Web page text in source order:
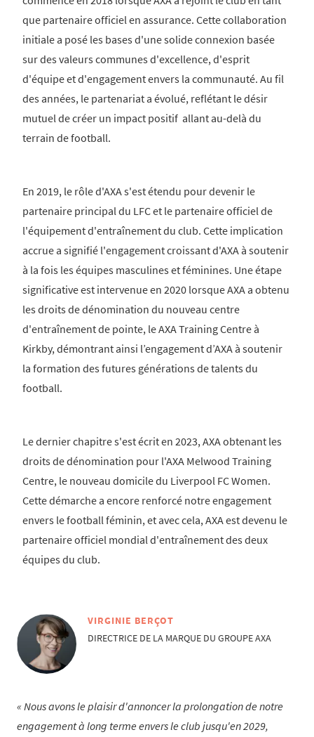
que partenaire officiel en assurance. Cette collaboration
initiale a posé les bases d'une solide connexion basée
sur des valeurs communes d'excellence, d'esprit
d'équipe et d'engagement envers la communauté. Au fil
des années, le partenariat a évolué, reflétant le désir
mutuel de créer un impact positif allant au-delà du
terrain de football.
En 2019, le rôle d'AXA s'est étendu pour devenir le
partenaire principal du LFC et le partenaire officiel de
l'équipement d'entraînement du club. Cette implication
accrue a signifié l'engagement croissant d'AXA à soutenir
à la fois les équipes masculines et féminines. Une étape
significative est intervenue en 2020 lorsque AXA a obtenu
les droits de dénomination du nouveau centre
d'entraînement de pointe, le AXA Training Centre à
Kirkby, démontrant ainsi l’engagement d’AXA à soutenir
la formation des futures générations de talents du
football.
Le dernier chapitre s'est écrit en 2023, AXA obtenant les
droits de dénomination pour l'AXA Melwood Training
Centre, le nouveau domicile du Liverpool FC Women.
Cette démarche a encore renforcé notre engagement
envers le football féminin, et avec cela, AXA est devenu le
partenaire officiel mondial d'entraînement des deux
équipes du club.
VIRGINIE BERÇOT
DIRECTRICE DE LA MARQUE DU GROUPE AXA
Nous avons le plaisir d'annoncer la prolongation de notre
engagement à long terme envers le club jusqu'en 2029,